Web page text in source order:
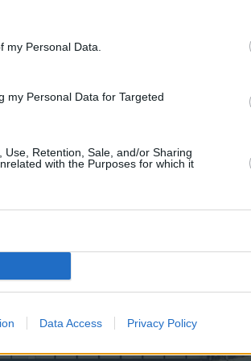
my Personal Data.
my Personal Data for Targeted
Retention, Sale, and/or Sharing
with the Purposes for which it
Data Access Privacy Policy
κατασκευάστηκε το 1970
«ειδικό κτίριο θεαμάτων»,
στην ταράτσα,
ένα από τα σημαντικότερα